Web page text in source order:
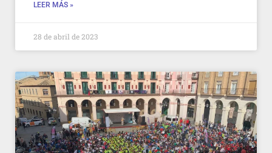
LEER MÁS »
28 de abril de 2023